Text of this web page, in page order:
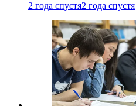
2 года спустя2 года спустя